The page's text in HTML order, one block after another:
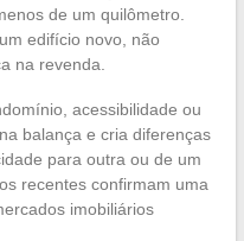
de um quilômetro.
edifício novo, não
na revenda.
acessibilidade ou
balança e cria diferenças
para outra ou de um
recentes confirmam uma
imobiliários